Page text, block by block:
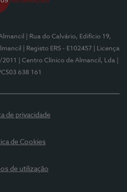
| Rua do Calvário, Edifício 19,
| Registo ERS - E102457
| Licença
| Centro Clínico de Almancil, Lda
638 161
de privacidade
de Cookies
de utilização